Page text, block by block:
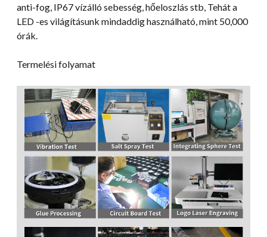
anti-fog, IP67 vízálló sebesség, hőeloszlás stb, Tehát a
LED -es világításunk mindaddig használható, mint 50,000
órák.
Termelési folyamat